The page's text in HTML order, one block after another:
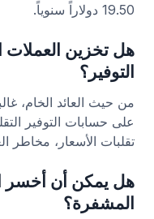
19.50 دولاراً سنوياً.
هل تخزين
التوفير؟
من حيث العائد الخام،
على حسابات التوفير
تقلبات الأسعار، مخاطر
هل يمكن أن أخسر
المشفرة؟